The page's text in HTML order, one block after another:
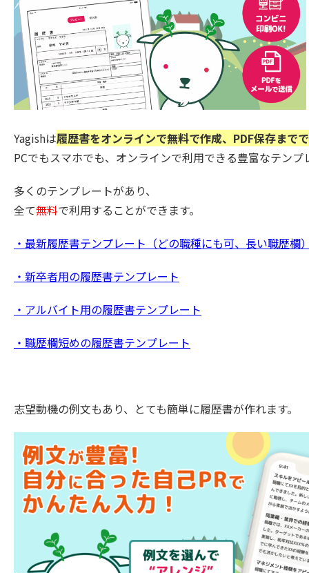
Yagishは履歴書をオンラインで無料で作成、PDF保存まで
PCでもスマホでも、オンラインで利用できる豊富なテン
多くのテンプレートがあり、
全て無料で利用することができます。
・最新履歴書テンプレート（どの職種にも可、長い職歴欄
・新卒者用の履歴書テンプレート
・アルバイト用の履歴書テンプレート
・職歴欄短めの履歴書テンプレート
志望動機の例文もあり、とても簡単に履歴書が作れます。